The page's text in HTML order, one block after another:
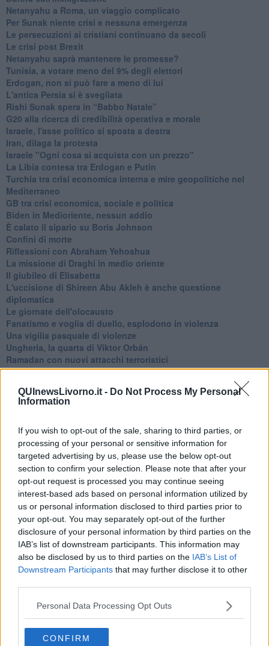
QUInewsLivorno.it - Do Not Process My Personal
Information
If you wish to opt-out of the sale, sharing to third parties, or
processing of your personal or sensitive information for
targeted advertising by us, please use the below opt-out
section to confirm your selection. Please note that after your
opt-out request is processed you may continue seeing
interest-based ads based on personal information utilized by
us or personal information disclosed to third parties prior to
your opt-out. You may separately opt-out of the further
disclosure of your personal information by third parties on the
IAB’s list of downstream participants. This information may
also be disclosed by us to third parties on the IAB’s List of
Downstream Participants that may further disclose it to other
Personal Data Processing Opt Outs
CONFIRM
Netanyahu a Roma, un viaggio complicato
Per Sunak niente crisi e nessuna emergenza
Le persecuzioni ai cristiani continuano da secoli
Le crisi post Brexit
Netanyahu saprà mantenere le promesse?
Tunisia, a votare meno del 9% degli elettori
Erdogan, non si può fare a meno di lui
L'antica Persia si è svegliata
Rishi Sunak spera in “Babbo Natale”
G20 alla ricerca di credibilità operativa e morale
Israele, l'asse politico si sposta a destra
Iran, dilaga la protesta
Israele "Ogni cosa si acquista con un prezzo"
La Libia contesa tra Erdogan e Putin
Turchia tra crisi economica interna e mire geopolitiche nel
Mediterraneo
GB tra crisi economica, sociale e politica
Biden in Medioriente, nessun addio
È calato il sipario su Boris Johnson
Confini di morte
Riflessioni con Abraham Yehoshua
La missione di Draghi in medio oriente
Il giubileo di Elisabetta
L'uccisione di Shireen Abu Akleh è anche questione
diplomatica
Le giornate dell'olocausto
Fanatismo e voglia di duello, esplodono in violenza
Una vigilia pasquale di violenze
Ungheria, la quarta di Viktor Orbán
Ramadan con nuovi attacchi terroristici
Un vertice che rimarrà nella storia
Guerra Ucraina, la pseudo neutralità di Bennet
La guerra in Ucraina vista dal Medio Oriente
Erdoğan e l'informazione
Crisi Corona, crisi Johnson, problemi post Brexit
Capitol Hill un anno dopo
Desmond Tutu "la voce dei senza voce"
Natale da incubo per Boris Johnson
La questione Ucraina
Cipro, un ponte dove si mischiano le culture
Una vigilia di Natale per un nuovo Rais
La questione israelo-palestinese ignorata dal G20
Erdogan continua a sfidare l'Occidente
Libano, collasso economico e guerra civile
Johnson, da Trump a Biden alla Brexit
L'AUKUS e il Quad
Biden, primo presidente USA non in guerra
Papa Bergoglio vedrà Viktor Orbán
Bennet, un giorno in attesa di Biden
​La lenta agonia del Libano